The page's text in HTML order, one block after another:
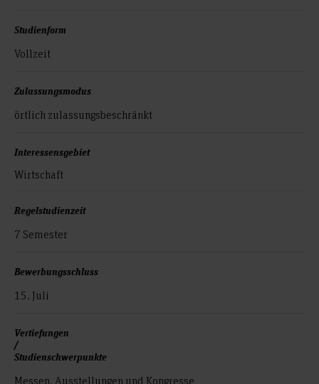
Studienform
Vollzeit
Zulassungsmodus
örtlich zulassungs­beschränkt
Interessensgebiet
Wirtschaft
Regelstudienzeit
7 Semester
Bewerbungsschluss
15. Juli
Vertiefungen
/
Studienschwerpunkte
Messen, Ausstellungen und Kongresse